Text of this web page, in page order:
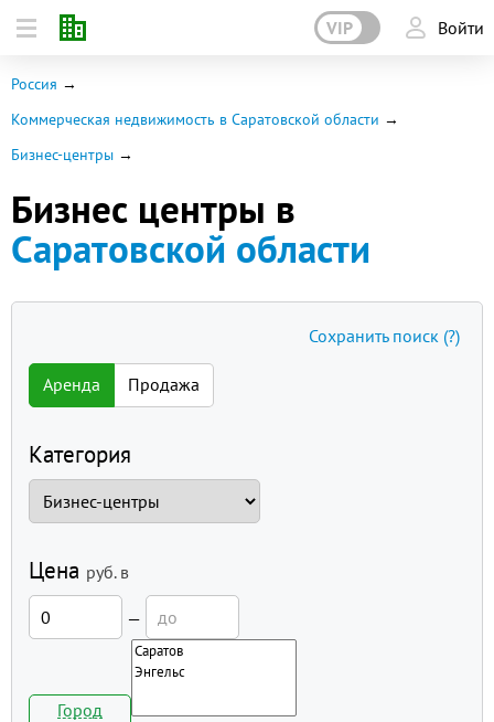
VIP Войти
Россия
Коммерческая недвижимость в Саратовской области
Бизнес-центры
Бизнес центры в
Саратовской области
Аренда Продажа
Категория
Цена руб. в
—
Город
Сохранить поиск (?)